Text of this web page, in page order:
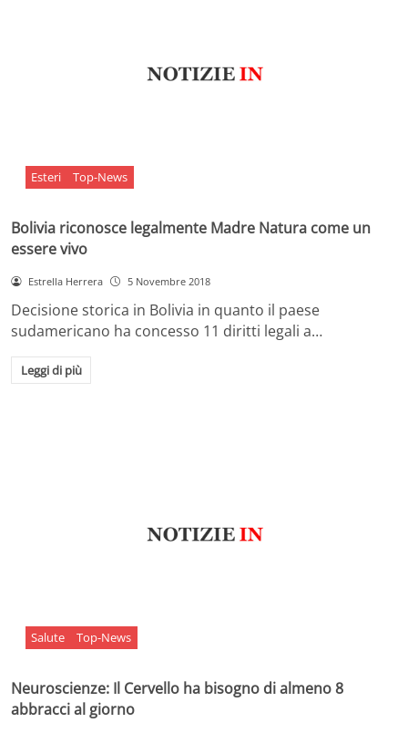
Esteri Top-News
Bolivia riconosce legalmente Madre Natura come un
essere vivo
Estrella Herrera 5 Novembre 2018
Decisione storica in Bolivia in quanto il paese
sudamericano ha concesso 11 diritti legali a…
Leggi di più
Salute Top-News
Neuroscienze: Il Cervello ha bisogno di almeno 8
abbracci al giorno